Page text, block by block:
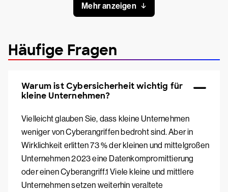
Mehr anzeigen
Häufige Fragen
Warum ist Cybersicherheit wichtig für
kleine Unternehmen?
Vielleicht glauben Sie, dass kleine Unternehmen
weniger von Cyberangriffen bedroht sind. Aber in
Wirklichkeit erlitten 73 % der kleinen und mittelgroßen
Unternehmen 2023 eine Datenkompromittierung
oder einen Cyberangriff.1 Viele kleine und mittlere
Unternehmen setzen weiterhin veraltete